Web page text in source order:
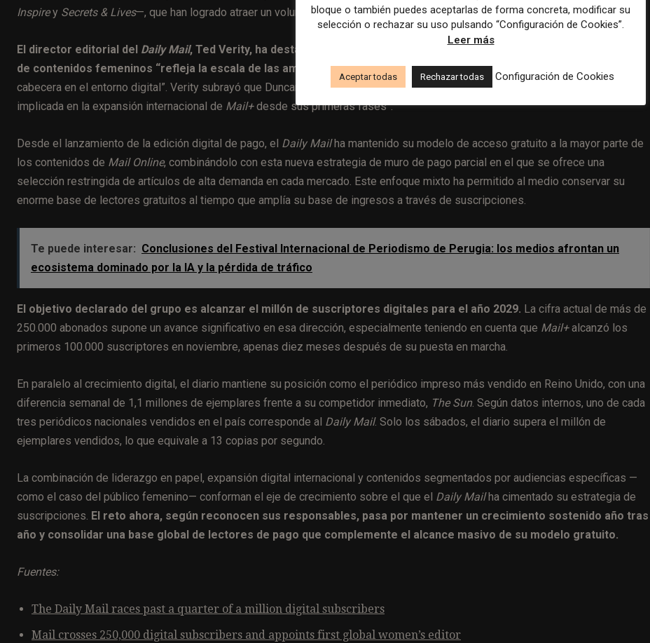
Inspirey Secrets & Lives—, que han logrado atraer un volumen considerable de suscripciones digitales en el último año.
El director editorial del Daily Mail, Ted Verity, ha destacado que la designación de Duncan como primera editora global
de contenidos femeninos “refleja la escala de las ambiciones del diario”y “el proceso de transformación que atraviesa la
cabecera en el entorno digital”. Verity subrayó que Duncan “no solo ha producido miles de artículos diarios” sino que “ha estado
implicada en la expansión internacional de Mail+desde sus primeras fases”.
Desde el lanzamiento de la edición digital de pago, el Daily Mailha mantenido su modelo de acceso gratuito a la mayor parte de
los contenidos de Mail Online, combinándolo con esta nueva estrategia de muro de pago parcial en el que se ofrece una
selección restringida de artículos de alta demanda en cada mercado. Este enfoque mixto ha permitido al medio conservar su
enorme base de lectores gratuitos al tiempo que amplía su base de ingresos a través de suscripciones.
Te puede interesar: Conclusiones del Festival Internacional de Periodismo de Perugia: los medios afrontan un
ecosistema dominado por la IA y la pérdida de tráfico
El objetivo declarado del grupo es alcanzar el millón de suscriptores digitales para el año 2029. La cifra actual de más de
250.000 abonados supone un avance significativo en esa dirección, especialmente teniendo en cuenta que Mail+alcanzó los
primeros 100.000 suscriptores en noviembre, apenas diez meses después de su puesta en marcha.
En paralelo al crecimiento digital, el diario mantiene su posición como el periódico impreso más vendido en Reino Unido, con una
diferencia semanal de 1,1 millones de ejemplares frente a su competidor inmediato, The Sun. Según datos internos, uno de cada
tres periódicos nacionales vendidos en el país corresponde al Daily Mail. Solo los sábados, el diario supera el millón de
ejemplares vendidos, lo que equivale a 13 copias por segundo.
La combinación de liderazgo en papel, expansión digital internacional y contenidos segmentados por audiencias específicas —
como el caso del público femenino— conforman el eje de crecimiento sobre el que el Daily Mailha cimentado su estrategia de
suscripciones. El reto ahora, según reconocen sus responsables, pasa por mantener un crecimiento sostenido año tras
año y consolidar una base global de lectores de pago que complemente el alcance masivo de su modelo gratuito.
Fuentes:
The Daily Mail races past a quarter of a million digital subscribers
Mail crosses 250,000 digital subscribers and appoints first global women’s editor
bloque o también puedes aceptarlas de forma concreta, modificar su
selección o rechazar su uso pulsando “Configuración de Cookies”.
Leer más
Aceptar todas Rechazar todas Configuración de Cookies